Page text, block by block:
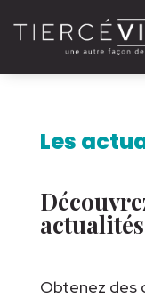
Les
Obtenez des